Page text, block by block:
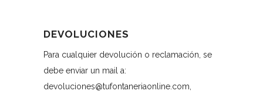
DEVOLUCIONES
Para cualquier devolución o reclamación, se
debe enviar un mail a:
devoluciones@tufontaneriaonline.com,